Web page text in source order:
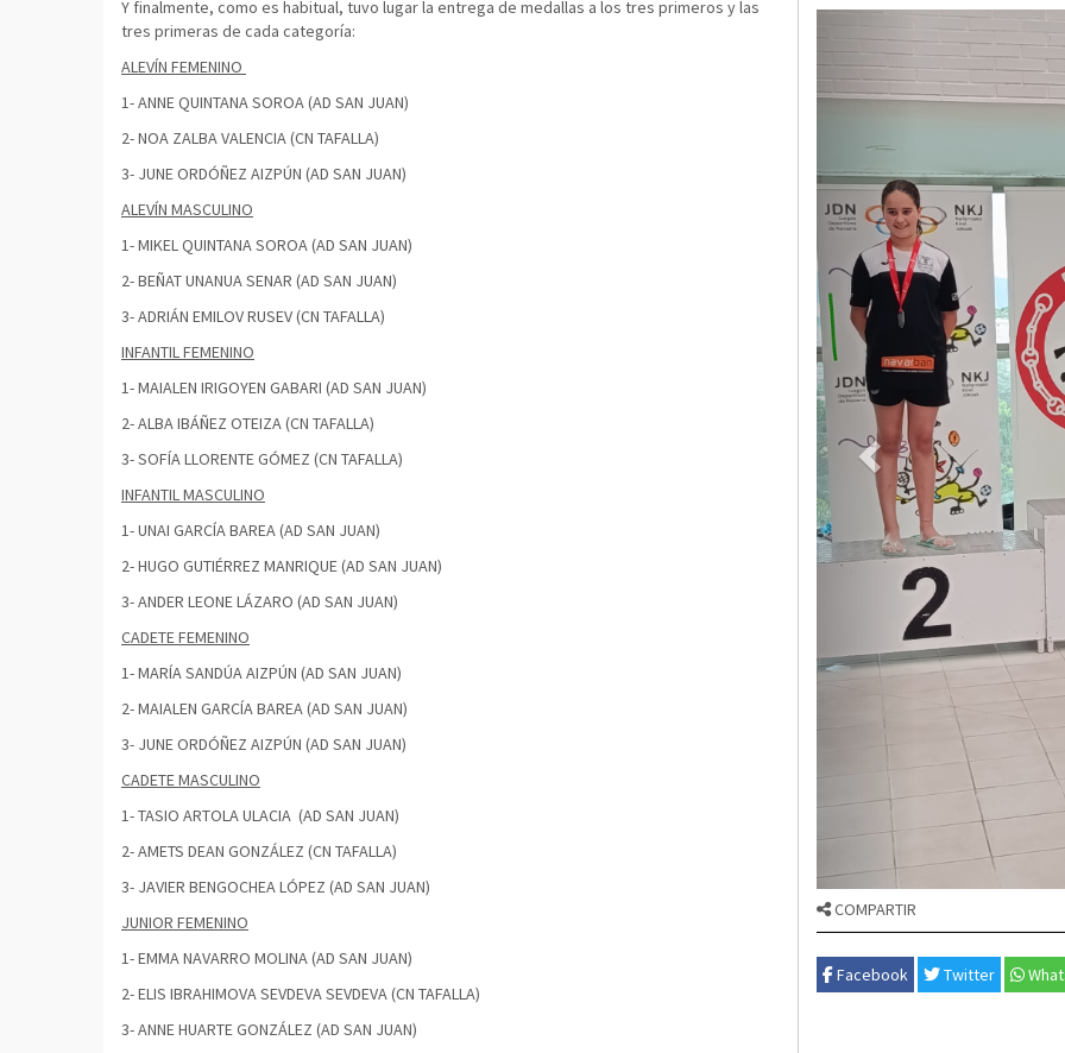
Y finalmente, como es habitual, tuvo lugar la entrega de medallas a los tres primeros y las
tres primeras de cada categoría:
ALEVÍN FEMENINO
1- ANNE QUINTANA SOROA (AD SAN JUAN)
2- NOA ZALBA VALENCIA (CN TAFALLA)
3- JUNE ORDÓÑEZ AIZPÚN (AD SAN JUAN)
ALEVÍN MASCULINO
1- MIKEL QUINTANA SOROA (AD SAN JUAN)
2- BEÑAT UNANUA SENAR (AD SAN JUAN)
3- ADRIÁN EMILOV RUSEV (CN TAFALLA)
INFANTIL FEMENINO
1- MAIALEN IRIGOYEN GABARI (AD SAN JUAN)
2- ALBA IBÁÑEZ OTEIZA (CN TAFALLA)
3- SOFÍA LLORENTE GÓMEZ (CN TAFALLA)
INFANTIL MASCULINO
1- UNAI GARCÍA BAREA (AD SAN JUAN)
2- HUGO GUTIÉRREZ MANRIQUE (AD SAN JUAN)
3- ANDER LEONE LÁZARO (AD SAN JUAN)
CADETE FEMENINO
1- MARÍA SANDÚA AIZPÚN (AD SAN JUAN)
2- MAIALEN GARCÍA BAREA (AD SAN JUAN)
3- JUNE ORDÓÑEZ AIZPÚN (AD SAN JUAN)
CADETE MASCULINO
1- TASIO ARTOLA ULACIA (AD SAN JUAN)
2- AMETS DEAN GONZÁLEZ (CN TAFALLA)
3- JAVIER BENGOCHEA LÓPEZ (AD SAN JUAN)
JUNIOR FEMENINO
1- EMMA NAVARRO MOLINA (AD SAN JUAN)
2- ELIS IBRAHIMOVA SEVDEVA SEVDEVA (CN TAFALLA)
3- ANNE HUARTE GONZÁLEZ (AD SAN JUAN)
COMPARTIR
Facebook Twitter